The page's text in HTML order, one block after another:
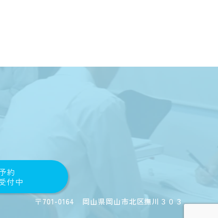
約
付中
〒701-0164 岡山県岡山市北区撫川３０３